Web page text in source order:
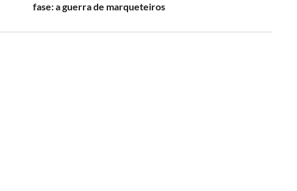
fase: a guerra de marqueteiros